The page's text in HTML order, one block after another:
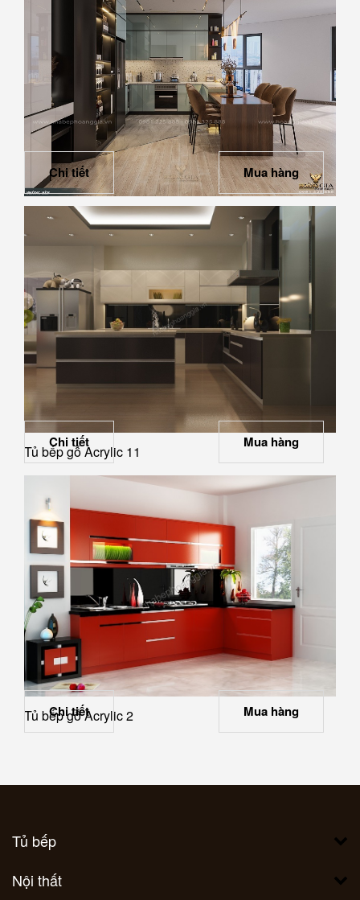
Ấn tượng với mẫu tủ bếp Acrylic màu xám xanh mới lạ
Chi tiết Mua hàng
Tủ bếp gỗ Acrylic 11
Chi tiết Mua hàng
Tủ bếp gỗ Acrylic 2
Chi tiết Mua hàng
Tủ bếp
Nội thất